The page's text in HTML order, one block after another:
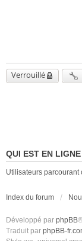
Verrouillé
QUI EST EN LIGNE
Utilisateurs parcourant
Index du forum
Développé par phpBB
Traduit par phpBB-